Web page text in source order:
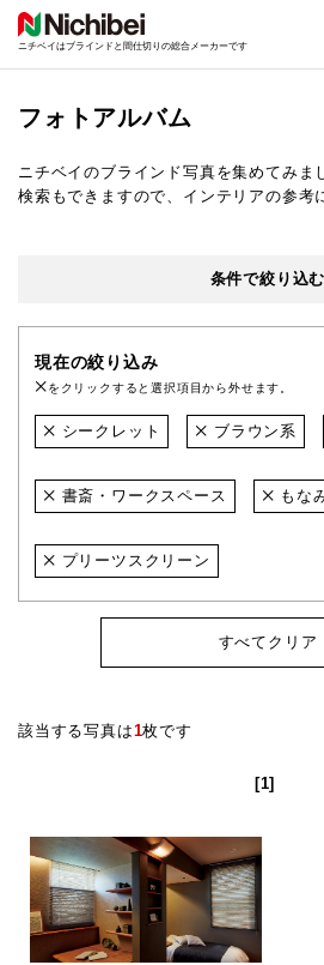
ニチベイはブラインドと間仕切りの総合メーカーです
フォトアルバム
ニチベイのブラインド写真を集めてみま
検索もできますので、インテリアの参考
条件で絞り込む
現在の絞り込み
をクリックすると選択項目から外せます。
シークレット ブラウン系
書斎・ワークスペース もな
プリーツスクリーン
すべてクリア
該当する写真は1枚です
[1]